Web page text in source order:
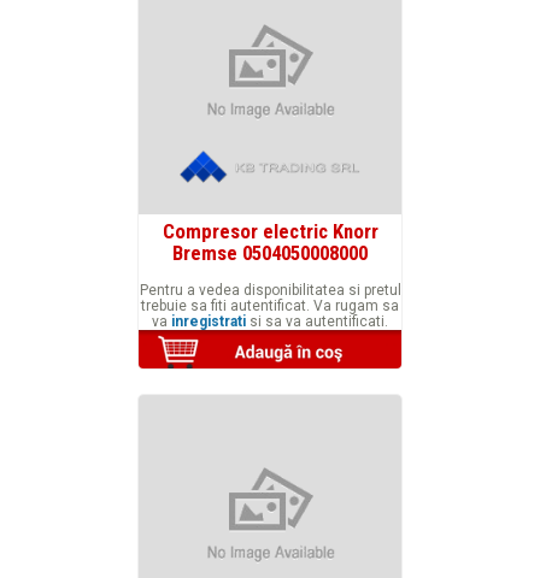
Compresor electric Knorr
Bremse 0504050008000
Pentru a vedea disponibilitatea si pretul
trebuie sa fiti autentificat. Va rugam sa
va inregistrati si sa va autentificati.